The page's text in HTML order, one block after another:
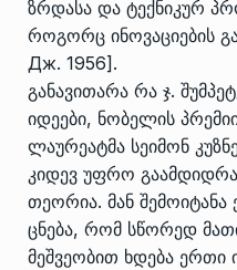
ზრდასა და ტექნიკურ
როგორც ინოვაციების
Дж. 1956].
განავითარა რა ჯ.
იდეები, ნობელის
ლაურეატმა სეიმონ
კიდევ უფრო გაამდიდრა
თეორია. მან შემოიტანა
ცნება, რომ სწორედ
მეშვეობით ხდება